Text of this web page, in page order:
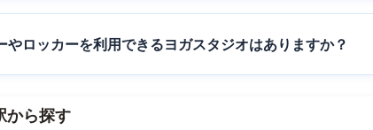
やロッカーを利用できるヨガスタジオはありますか？
から探す